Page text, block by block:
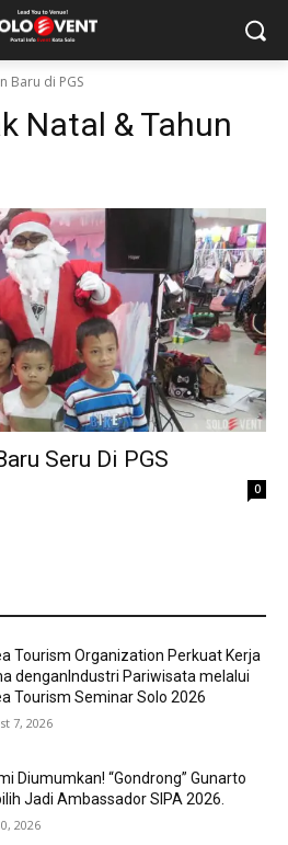
Baru di PGS
Natal & Tahun
Seru Di PGS
0
Tourism Organization Perkuat Kerja
denganIndustri Pariwisata melalui
Tourism Seminar Solo 2026
7, 2026
Diumumkan! “Gondrong” Gunarto
Jadi Ambassador SIPA 2026.
2026